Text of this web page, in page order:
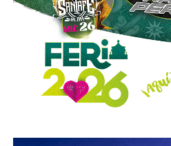
de transporte de la Fenapo 2026